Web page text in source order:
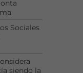
Sociales
siendo la